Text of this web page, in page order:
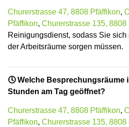
Churerstrasse 47, 8808 Pfäffikon,
Pfäffikon, Churerstrasse 135, 8808
Reinigungsdienst, sodass Sie
der Arbeitsräume sorgen müssen.
🕓 Welche Besprechungsräume
Stunden am Tag geöffnet?
Churerstrasse 47, 8808 Pfäffikon,
Pfäffikon, Churerstrasse 135, 8808